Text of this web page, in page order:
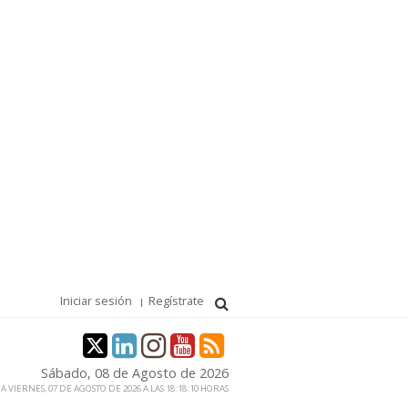
Iniciar sesión Regístrate
Sábado, 08 de Agosto de 2026
VIERNES, 07 DE AGOSTO DE 2026 A LAS 18:18:10 HORAS